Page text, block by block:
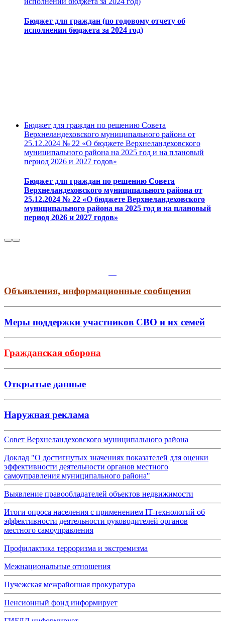
Бюджет для граждан (по годовому отчету об
исполнении бюджета за 2024 год)
Бюджет для граждан по решению Совета
Верхнеландеховского муниципального района от
25.12.2024 № 22 «О бюджете Верхнеландеховского
муниципального района на 2025 год и на плановый
период 2026 и 2027 годов»
Бюджет для граждан по решению Совета
Верхнеландеховского муниципального района от
25.12.2024 № 22 «О бюджете Верхнеландеховского
муниципального района на 2025 год и на плановый
период 2026 и 2027 годов»
Объявления, информационные сообщения
Меры поддержки участников СВО и их семей
Гражданская оборона
Открытые данные
Наружная реклама
Совет Верхнеландеховского муниципального района
Доклад "О достигнутых значениях показателей для оценки
эффективности деятельности органов местного
самоуправления муниципального района"
Выявление правообладателей объектов недвижимости
Итоги опроса населения с применением IT-технологий об
эффективности деятельности руководителей органов
местного самоуправления
Профилактика терроризма и экстремизма
Межнациональные отношения
Пучежская межрайонная прокуратура
Пенсионный фонд информирует